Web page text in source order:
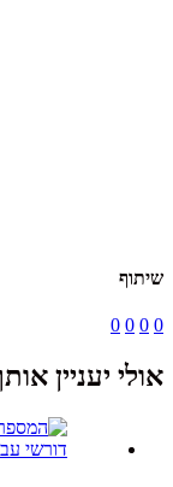
שיתוף
0
0
0
0
אולי יעניין